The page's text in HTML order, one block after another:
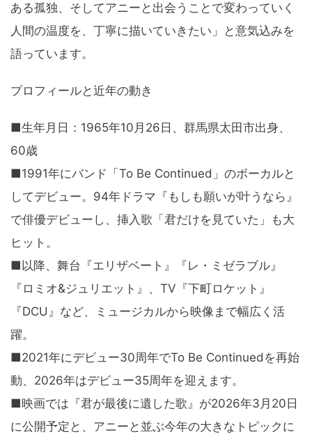
ある孤独、そしてアニーと出会うことで変わっていく
人間の温度を、丁寧に描いていきたい」と意気込みを
語っています。
プロフィールと近年の動き
■生年月日：1965年10月26日、群馬県太田市出身、
60歳
■1991年にバンド「To Be Continued」のボーカルと
してデビュー。94年ドラマ『もしも願いが叶うなら』
で俳優デビューし、挿入歌「君だけを見ていた」も大
ヒット。
■以降、舞台『エリザベート』『レ・ミゼラブル』
『ロミオ&ジュリエット』、TV『下町ロケット』
『DCU』など、ミュージカルから映像まで幅広く活
躍。
■2021年にデビュー30周年でTo Be Continuedを再始
動、2026年はデビュー35周年を迎えます。
■映画では『君が最後に遺した歌』が2026年3月20日
に公開予定と、アニーと並ぶ今年の大きなトピックに